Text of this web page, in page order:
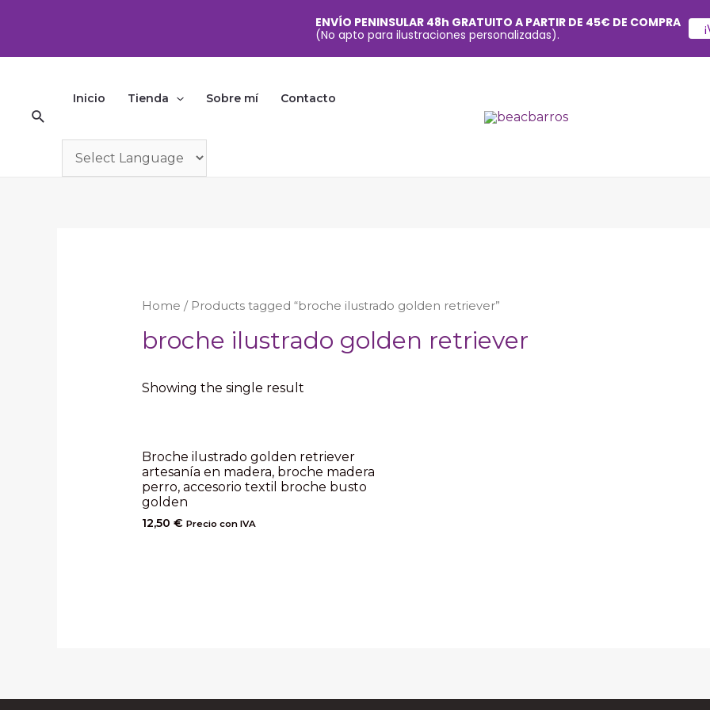
contenido
Buscar
Inicio Tienda Sobre mí Contacto
Home / Products tagged “broche ilustrado golden retriever”
broche ilustrado golden retriever
Showing the single result
Broche ilustrado golden retriever
artesanía en madera, broche madera
perro, accesorio textil broche busto
golden
12,50 € Precio con IVA
ENVÍO PENINSULAR 48h GRATUITO A PARTIR DE 45€ DE COMPRA
(No apto para ilustraciones personalizadas).